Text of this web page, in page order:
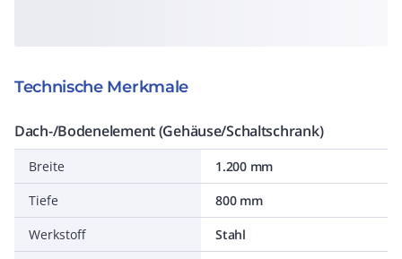
Technische Merkmale
Dach-/Bodenelement (Gehäuse/Schaltschrank)
Breite
1.200 mm
Tiefe
800 mm
Werkstoff
Stahl